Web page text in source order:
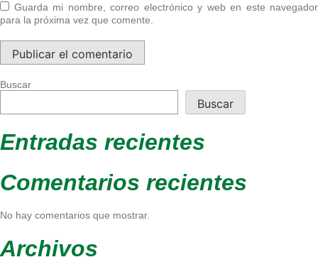
Guarda mi nombre, correo electrónico y web en este navegador
para la próxima vez que comente.
Buscar
Buscar
Entradas recientes
Comentarios recientes
No hay comentarios que mostrar.
Archivos